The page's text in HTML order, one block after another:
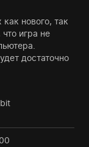
нового, так
игра не
достаточно